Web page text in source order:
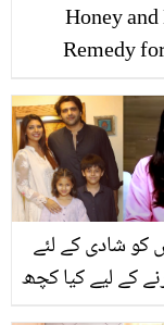
Honey
Remedy
کو شادی کے لئے
کے لیے کیا کچھ